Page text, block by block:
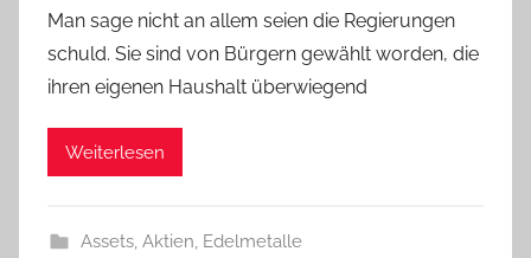
Man sage nicht an allem seien die Regierungen
schuld. Sie sind von Bürgern gewählt worden, die
ihren eigenen Haushalt überwiegend
Weiterlesen
Assets, Aktien, Edelmetalle